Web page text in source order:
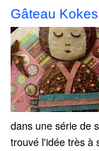
Gâteau
dans une série de
trouvé l'idée très à